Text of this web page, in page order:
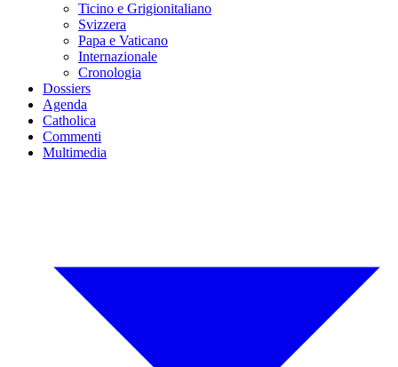
Ticino e Grigionitaliano
Svizzera
Papa e Vaticano
Internazionale
Cronologia
Dossiers
Agenda
Catholica
Commenti
Multimedia